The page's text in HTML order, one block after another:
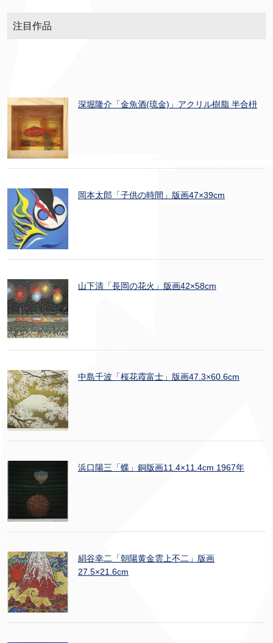
注目作品
深堀隆介「金魚酒(琉金)」アクリル樹脂 半合枡
岡本太郎「子供の時間」版画47×39cm
山下清「長岡の花火」版画42×58cm
中島千波「桜花霞富士」版画47.3×60.6cm
浜口陽三「蝶」銅版画11.4×11.4cm 1967年
絹谷幸二「朝陽黄金雲上不二」版画
27.5×21.6cm